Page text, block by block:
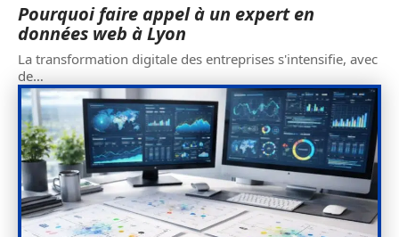
Pourquoi faire appel à un expert en
données web à Lyon
La transformation digitale des entreprises s'intensifie, avec
de…